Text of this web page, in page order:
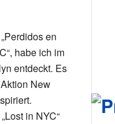
en
habe ich im
entdeckt. Es
New
in NYC“